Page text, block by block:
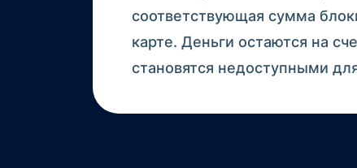
соответствующая сумма
карте. Деньги остаются на
становятся недоступными